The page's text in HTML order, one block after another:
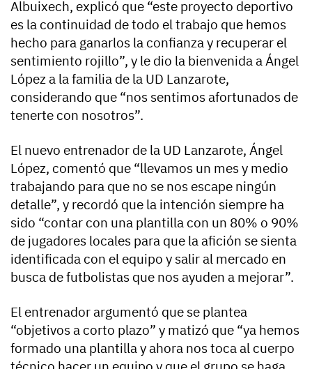
Albuixech, explicó que “este proyecto deportivo
es la continuidad de todo el trabajo que hemos
hecho para ganarlos la confianza y recuperar el
sentimiento rojillo”, y le dio la bienvenida a Ángel
López a la familia de la UD Lanzarote,
considerando que “nos sentimos afortunados de
tenerte con nosotros”.
El nuevo entrenador de la UD Lanzarote, Ángel
López, comentó que “llevamos un mes y medio
trabajando para que no se nos escape ningún
detalle”, y recordó que la intención siempre ha
sido “contar con una plantilla con un 80% o 90%
de jugadores locales para que la afición se sienta
identificada con el equipo y salir al mercado en
busca de futbolistas que nos ayuden a mejorar”.
El entrenador argumentó que se plantea
“objetivos a corto plazo” y matizó que “ya hemos
formado una plantilla y ahora nos toca al cuerpo